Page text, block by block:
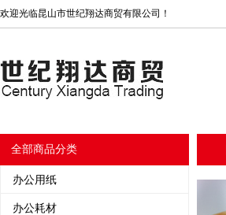
欢迎光临昆山市世纪翔达商贸有限公司！
全部商品分类
办公用纸
办公耗材